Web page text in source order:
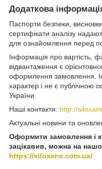
Додаткова
Паспорти безпеки,
сертифікати аналізу
для ознайомлення перед
Інформація про вартість,
відвантаження є
оформлення замовлення.
характер і не є публічною
України.
Наші контакти: http://
Актуальні новини та
Оформити замовлення і
зацікавив, можна на
https://siloxane.com.ua/